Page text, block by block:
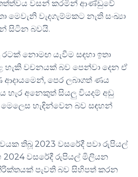
තත්ත්වය වසන් කරමින් ආණ්ඩුවේ
වැදගැම්මකට නැති සංඛ්‍යා
සිටින බවයි.
නොමඟ යැවීම සඳහා ඉතා
හැකි වචනයක් බව පෙන්වා දෙන ඒ
පෙර ලබාගත් ණය
හැර අනෙකුත් සියලු වියදම් අඩු
හැඳින්වෙන බව සඳහන්
තිබූ 2023 වසරේදී පවා රුපියල්
2024 වසරේදී රුපියල් මිලියන
පැවති බව සිහිපත් කරන